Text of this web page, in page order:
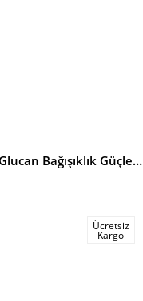
BetaBrom® Beta Glucan Bağışıklık Güçlendirici 50ml
Ücretsiz
Kargo